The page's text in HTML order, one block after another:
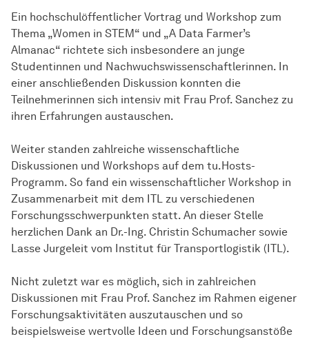
Ein hochschulöffentlicher Vortrag und Workshop zum
Thema „Women in STEM“ und „A Data Farmer’s
Almanac“ richtete sich insbesondere an junge
Studentinnen und Nachwuchswissenschaftlerinnen. In
einer anschließenden Diskussion konnten die
Teilnehmerinnen sich intensiv mit Frau Prof. Sanchez zu
ihren Erfahrungen austauschen.
Weiter standen zahlreiche wissenschaftliche
Diskussionen und Workshops auf dem tu.Hosts-
Programm. So fand ein wissenschaftlicher Workshop in
Zusammenarbeit mit dem ITL zu verschiedenen
Forschungsschwerpunkten statt. An dieser Stelle
herzlichen Dank an Dr.-Ing. Christin Schumacher sowie
Lasse Jurgeleit vom Institut für Transportlogistik (ITL).
Nicht zuletzt war es möglich, sich in zahlreichen
Diskussionen mit Frau Prof. Sanchez im Rahmen eigener
Forschungsaktivitäten auszutauschen und so
beispielsweise wertvolle Ideen und Forschungsanstöße